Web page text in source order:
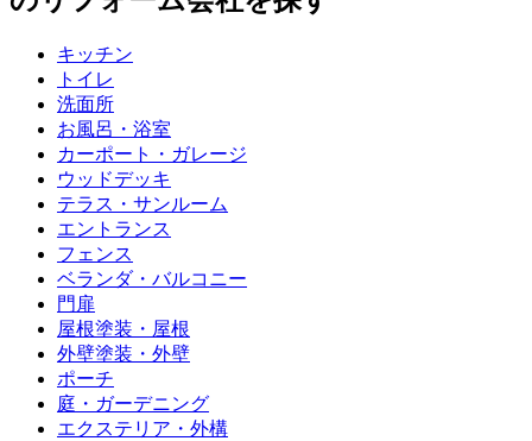
キッチン
トイレ
洗面所
お風呂・浴室
カーポート・ガレージ
ウッドデッキ
テラス・サンルーム
エントランス
フェンス
ベランダ・バルコニー
門扉
屋根塗装・屋根
外壁塗装・外壁
ポーチ
庭・ガーデニング
エクステリア・外構